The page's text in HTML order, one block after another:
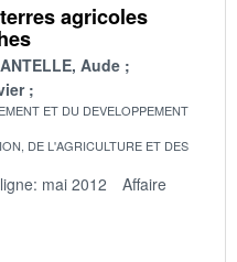
agricoles
Aude
ET DU DEVELOPPEMENT
DE L'AGRICULTURE ET DES
mai 2012
Affaire